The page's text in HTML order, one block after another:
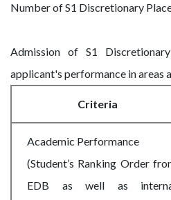
Number of S1 Discretionary
Admission of S1
applicant's performance in areas
Criteria
Academic Performance
(Student’s Ranking Order
EDB as well as